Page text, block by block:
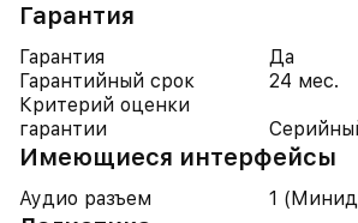
Гарантия
Гарантия
Да
Гарантийный срок
24 мес.
Критерий оценки
гарантии
Имеющиеся интерфейсы
Аудио разъем 1